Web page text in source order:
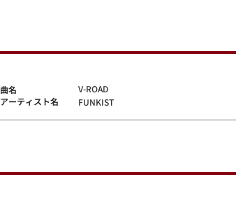
曲名
アーティスト名
V-ROAD
FUNKIST